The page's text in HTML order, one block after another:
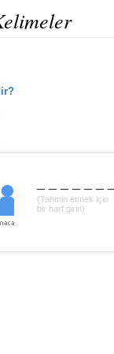
(Tahmin etmek için
bir harf girin)